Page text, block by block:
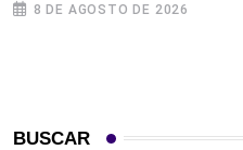
8 DE AGOSTO DE 2026
BUSCAR